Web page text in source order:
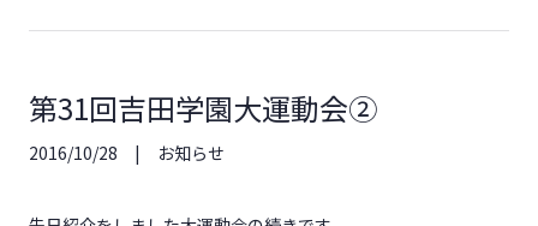
第31回吉田学園大運動会②
2016/10/28 お知らせ